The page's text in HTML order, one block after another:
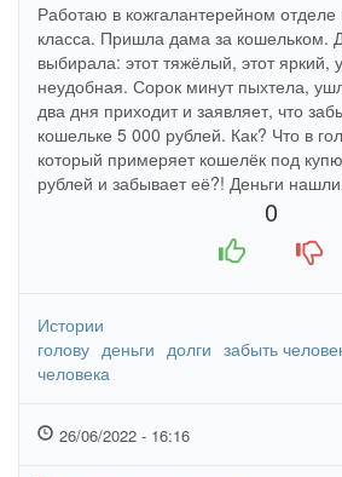
Работаю в кожгалантерейном отделе
класса. Пришла дама за кошельком.
выбирала: этот тяжёлый, этот яркий,
неудобная. Сорок минут пыхтела,
два дня приходит и заявляет, что
кошельке 5 000 рублей. Как? Что в
который примеряет кошелёк под
рублей и забывает её?! Деньги
0
Истории
голову деньги долги забыть
человека
26/06/2022 - 16:16